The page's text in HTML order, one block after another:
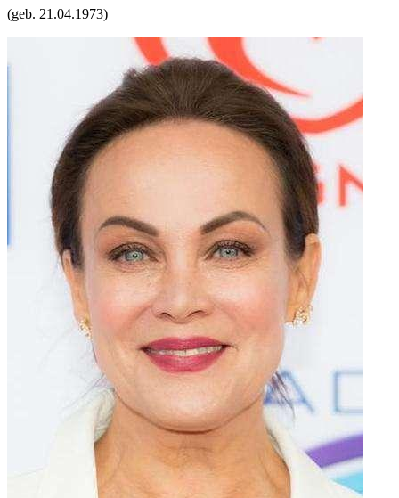
(geb. 21.04.1973)